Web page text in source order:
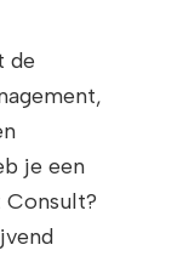
de
je een
Consult?